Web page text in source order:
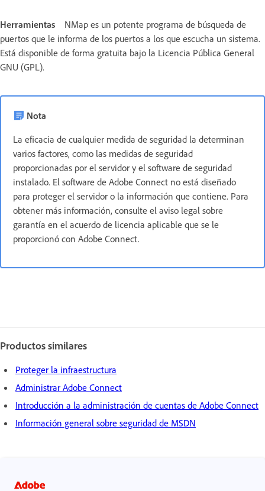
Herramientas
NMap es un potente programa de búsqueda de
puertos que le informa de los puertos a los que escucha un sistema.
Está disponible de forma gratuita bajo la Licencia Pública General
GNU (GPL).
Nota
La eficacia de cualquier medida de seguridad la determinan
varios factores, como las medidas de seguridad
proporcionadas por el servidor y el software de seguridad
instalado. El software de Adobe Connect no está diseñado
para proteger el servidor o la información que contiene. Para
obtener más información, consulte el aviso legal sobre
garantía en el acuerdo de licencia aplicable que se le
proporcionó con Adobe Connect.
Productos similares
Proteger la infraestructura
Administrar Adobe Connect
Introducción a la administración de cuentas de Adobe Connect
Información general sobre seguridad de MSDN